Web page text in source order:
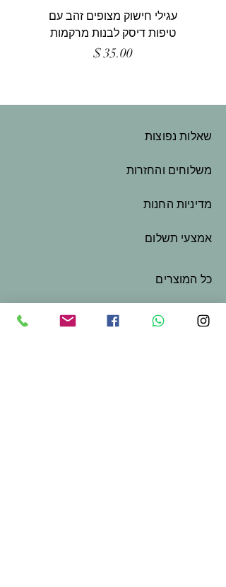
עגילי חישוק מצופים זהב עם
טיפות דיסק לבנות מרקמות
מחיר
שאלות נפוצות
משלוחים והחזרות
מדיניות החנות
אמצעי תשלום
כל המוצרים
המלאכה שלי